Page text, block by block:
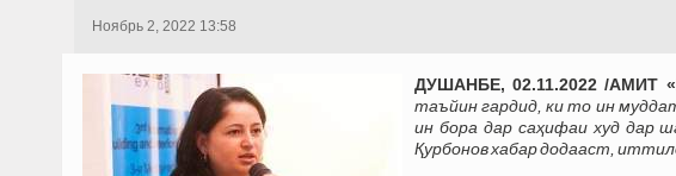
Ноябрь 2, 2022 13:58
ДУШАНБЕ, 02.11.2022 /АМИТ
таъйин гардид, ки то ин
ин бора дар саҳифаи худ дар
Қурбонов хабар додааст,